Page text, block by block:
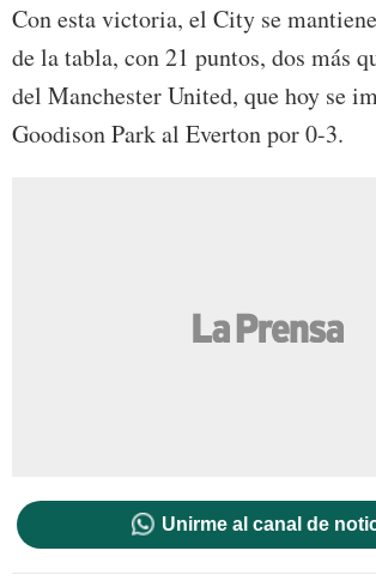
Con esta victoria, el City se
de la tabla, con 21 puntos, dos más
del Manchester United, que hoy se
Goodison Park al Everton por 0-3.
Unirme al canal de